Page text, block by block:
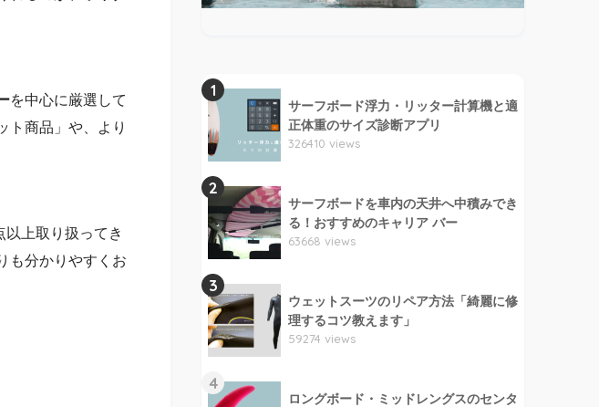
を中心に厳選して
ト商品」や、より
上取り扱ってき
も分かりやすくお
1
サーフボード浮力・リッター計算機と適
正体重のサイズ診断アプリ
326410 views
2
サーフボードを車内の天井へ中積みでき
る！おすすめのキャリア バー
63668 views
3
ウェットスーツのリペア方法「綺麗に修
理するコツ教えます」
59274 views
4
ロングボード・ミッドレングスのセンタ